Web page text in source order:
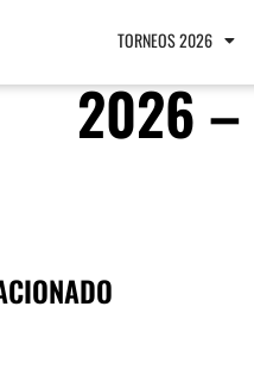
TORNEOS 2026
2026 –